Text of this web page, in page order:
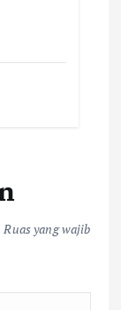
Ruas yang wajib